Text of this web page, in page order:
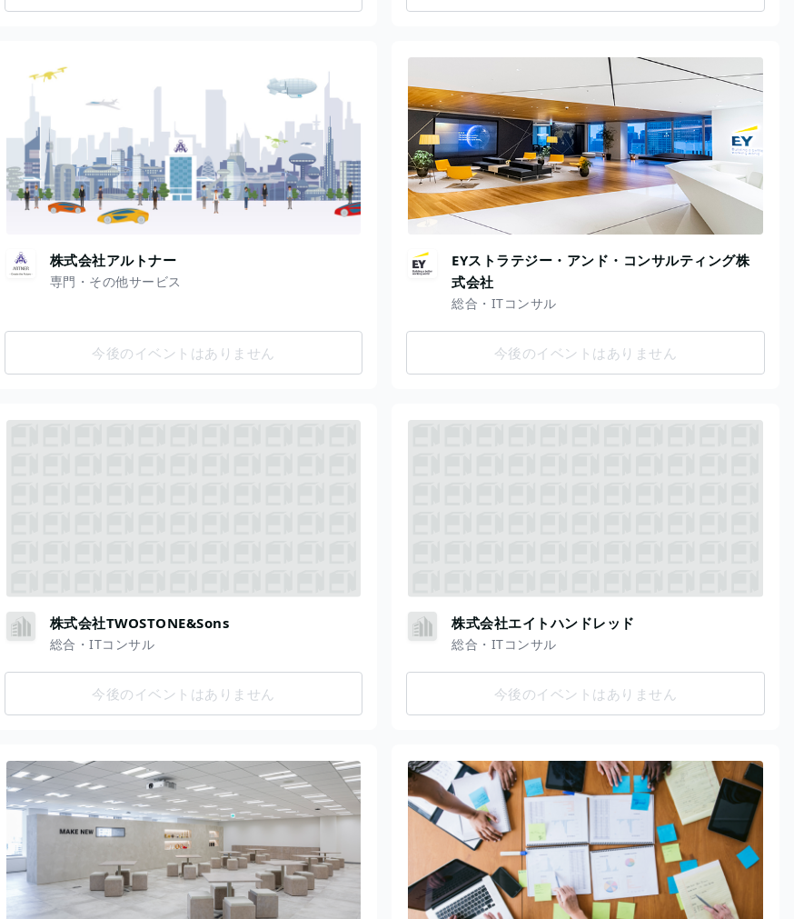
株式会社アルトナー
専門・その他サービス
今後のイベントはありません
EYストラテジー・アンド・コンサルティング株
式会社
総合・ITコンサル
今後のイベントはありません
株式会社TWOSTONE&Sons
総合・ITコンサル
今後のイベントはありません
株式会社エイトハンドレッド
総合・ITコンサル
今後のイベントはありません